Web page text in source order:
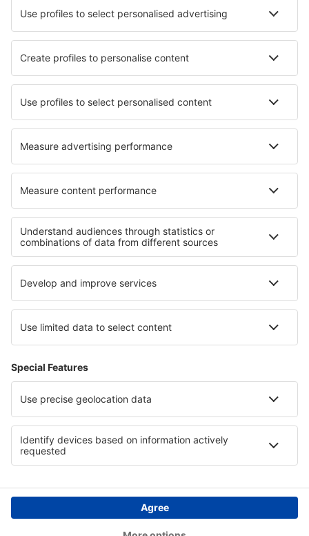
Hotel a Bahawalpur
Hotel in Ruffey-lès-Échirey Hotel in Gräfendorf
Hotel in La Place Hotel in Cornedo Vicentino
Hotel in Falaise (Calvados) Hotel in Reußenköge
Hotel in Isleornsay Hotel in Blansko
I migliori hotel - zone
Hotel a Courchevel Hotel in Pazardzhik
Hotel a West Grand Bahama
Hotel in Slovak Tatras